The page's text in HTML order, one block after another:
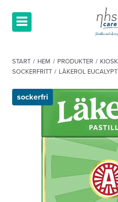
START / HEM / PRODUKTER /
SOCKERFRITT / LÄKEROL
sockerfri